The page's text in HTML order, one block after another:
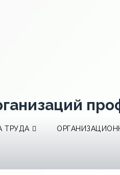
ТРУДА